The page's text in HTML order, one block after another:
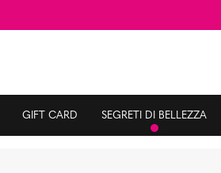
GIFT CARD SEGRETI DI BELLEZZA